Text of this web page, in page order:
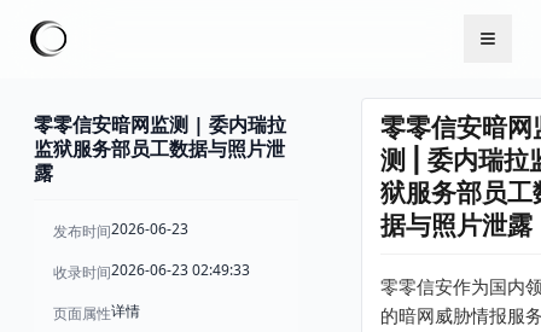
零零信安暗网监测 | 委内瑞拉
监狱服务部员工数据与照片泄
露
发布时间2026-06-23
收录时间2026-06-23 02:49:33
页面属性详情
零零信安暗网
测 | 委内瑞拉
狱服务部员工
据与照片泄露
零零信安作为国内
的暗网威胁情报服